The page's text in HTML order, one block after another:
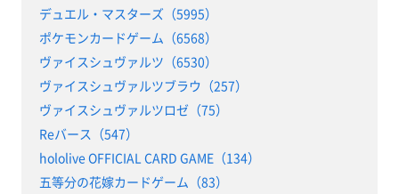
デュエル・マスターズ（5995）
ポケモンカードゲーム（6568）
ヴァイスシュヴァルツ（6530）
ヴァイスシュヴァルツブラウ（257）
ヴァイスシュヴァルツロゼ（75）
Reバース（547）
hololive OFFICIAL CARD GAME（134）
五等分の花嫁カードゲーム（83）